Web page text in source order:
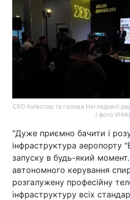
СЕО Київстар та голова Наглядової
/ фото
"Дуже приємно бачити і
інфраструктура аеропорту
запуску в будь-який
автономного керування
розгалужену професійну
інфраструктуру всіх